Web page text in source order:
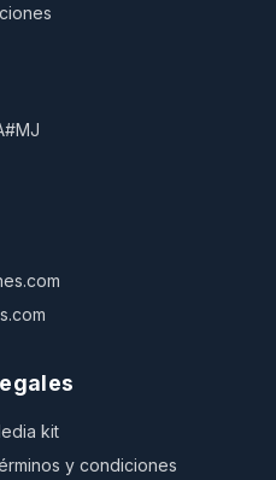
kit
y condiciones